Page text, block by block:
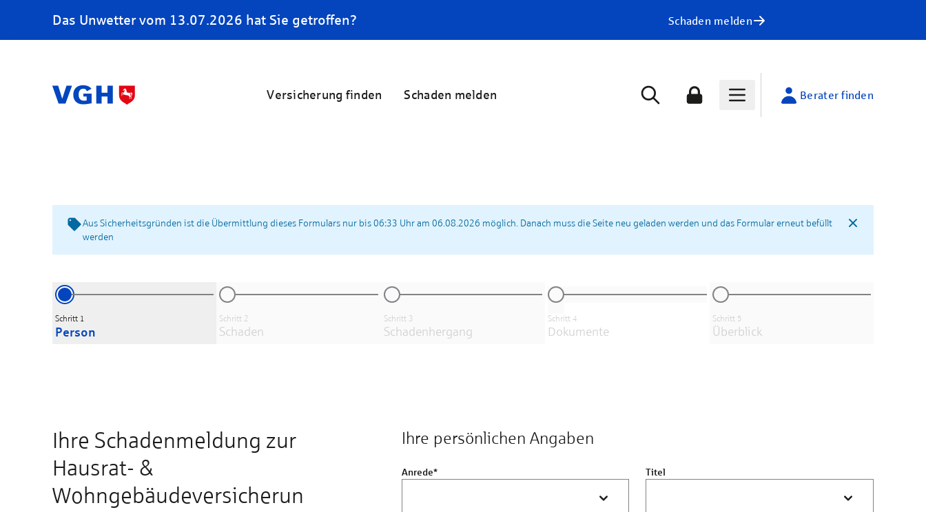
Das Unwetter vom 13.07.2026 hat Sie getroffen? Schaden melden
Versicherung finden Schaden melden Berater finden
Aus Sicherheitsgründen ist die Übermittlung dieses Formulars nur bis 06:33 Uhr am 06.08.2026 möglich. Danach muss die Seite neu geladen werden und das Formular erneut befüllt
werden
Schritt 1
Person
Schritt 2
Schaden
Schritt 3
Schadenhergang
Schritt 4
Dokumente
Schritt 5
Überblick
Ihre Schadenmeldung zur
Hausrat- &
Wohngebäudeversicherun
Ihre persönlichen Angaben
Anrede* Titel